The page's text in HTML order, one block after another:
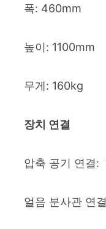
폭: 460mm
높이: 1100mm
무게: 160kg
장치 연결
압축 공기 연결:
얼음 분사관 연